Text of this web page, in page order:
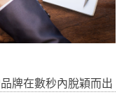
牌在數秒內脫穎而出